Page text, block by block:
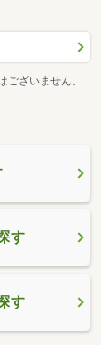
ざいません。
す
す